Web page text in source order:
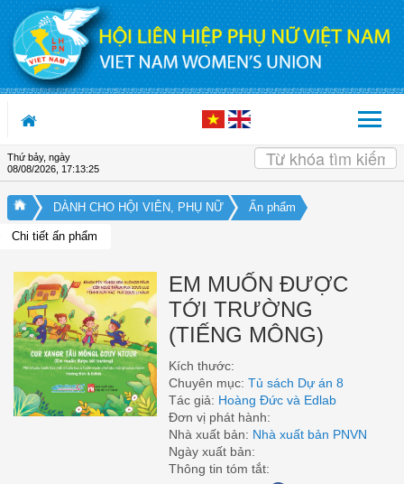
Truy cập nội dung luôn
Thứ bảy, ngày
08/08/2026, 17:13:26
DÀNH CHO HỘI VIÊN, PHỤ NỮ Ấn phẩm
Chi tiết ấn phẩm
EM MUỐN ĐƯỢC
TỚI TRƯỜNG
(TIẾNG MÔNG)
Kích thước:
Chuyên mục:Tủ sách Dự án 8
Tác giả: Hoàng Đức và Edlab
Đơn vị phát hành:
Nhà xuất bản: Nhà xuất bản PNVN
Ngày xuất bản:
Thông tin tóm tắt: